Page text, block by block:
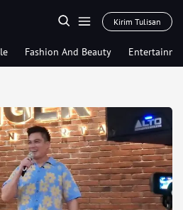
Kirim Tulisan
Fashion And Beauty